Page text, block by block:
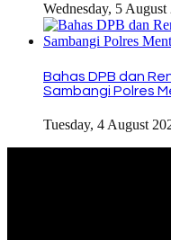
Wednesday, 5 August
Bahas DPB dan
Sambangi Polres
Tuesday, 4 August